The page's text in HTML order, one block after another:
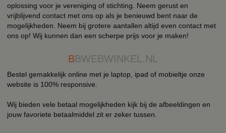
oplossing voor je vereniging of stichting. Neem gerust en
vrijblijvend contact met ons op als je benieuwd bent naar de
mogelijkheden. Neem bij grotere aantallen altijd even contact met
ons op! Wij kunnen dan een scherpe prijs voor je maken!
BBWEBWINKEL.NL
Bestel gemakkelijk online met je laptop, ipad of mobieltje onze
website is 100% responsive.
Wij bieden vele betaal mogelijkheden kijk bij de afbeeldingen en
jouw favoriete betaalmiddel zit er zeker tussen.